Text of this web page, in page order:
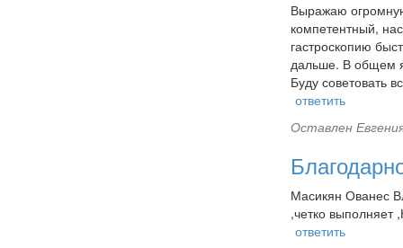
Выражаю
компетентный,
гастроскопию
дальше. В общем
Буду советовать
ответить
Оставлен
Масикян Ованес
,четко
ответить